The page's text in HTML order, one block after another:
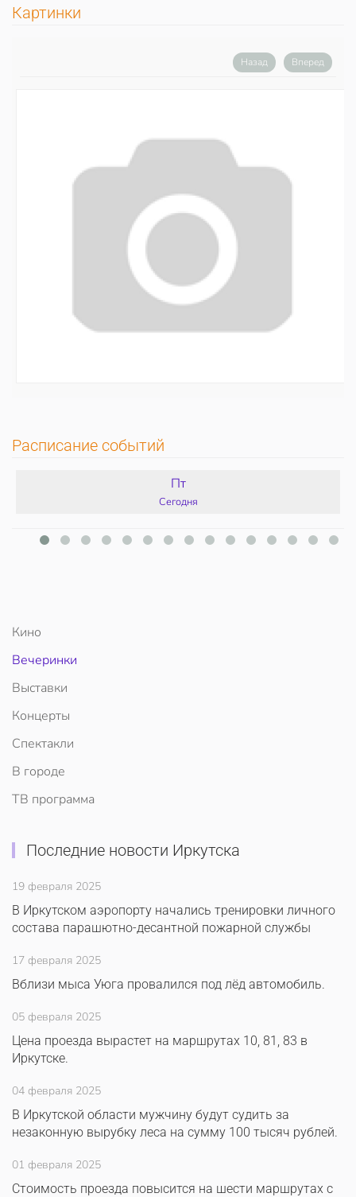
Картинки
Назад Вперед
Расписание событий
Пт
Сегодня
Кино
Вечеринки
Выставки
Концерты
Спектакли
В городе
ТВ программа
Последние новости Иркутска
19 февраля 2025
В Иркутском аэропорту начались тренировки личного
состава парашютно-десантной пожарной службы
17 февраля 2025
Вблизи мыса Уюга провалился под лёд автомобиль.
05 февраля 2025
Цена проезда вырастет на маршрутах 10, 81, 83 в
Иркутске.
04 февраля 2025
В Иркутской области мужчину будут судить за
незаконную вырубку леса на сумму 100 тысяч рублей.
01 февраля 2025
Стоимость проезда повысится на шести маршрутах с